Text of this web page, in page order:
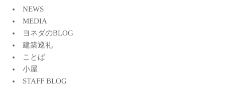
NEWS
MEDIA
ヨネダのBLOG
建築巡礼
ことば
小屋
STAFF BLOG